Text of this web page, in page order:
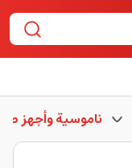
ناموسية وأجهز